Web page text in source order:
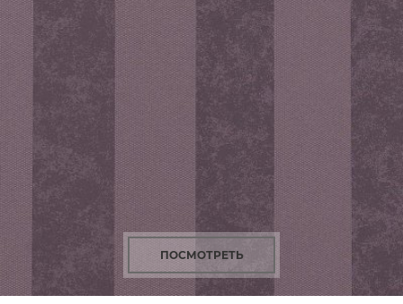
ПОСМОТРЕТЬ